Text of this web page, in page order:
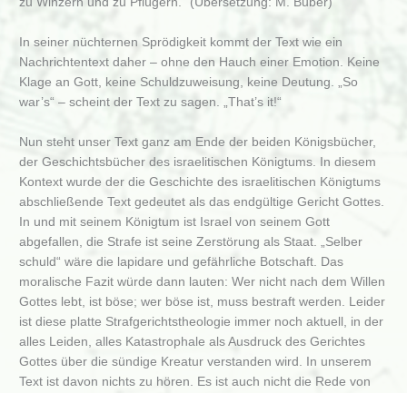
In seiner nüchternen Sprödigkeit kommt der Text wie ein
Nachrichtentext daher – ohne den Hauch einer Emotion. Keine
Klage an Gott, keine Schuldzuweisung, keine Deutung. „So
war’s“ – scheint der Text zu sagen. „That’s it!“
Nun steht unser Text ganz am Ende der beiden Königsbücher,
der Geschichtsbücher des israelitischen Königtums. In diesem
Kontext wurde der die Geschichte des israelitischen Königtums
abschließende Text gedeutet als das endgültige Gericht Gottes.
In und mit seinem Königtum ist Israel von seinem Gott
abgefallen, die Strafe ist seine Zerstörung als Staat. „Selber
schuld“ wäre die lapidare und gefährliche Botschaft. Das
moralische Fazit würde dann lauten: Wer nicht nach dem Willen
Gottes lebt, ist böse; wer böse ist, muss bestraft werden. Leider
ist diese platte Strafgerichtstheologie immer noch aktuell, in der
alles Leiden, alles Katastrophale als Ausdruck des Gerichtes
Gottes über die sündige Kreatur verstanden wird. In unserem
Text ist davon nichts zu hören. Es ist auch nicht die Rede von